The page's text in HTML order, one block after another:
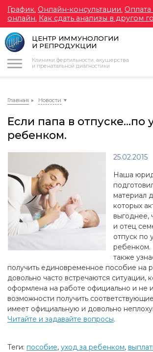
График. Онлайн-консультации. Оплата
онлайн. Как сдать анализы в другом
ЦЕНТР ИММУНОЛОГИИ
И РЕПРОДУКЦИИ
Клиники фертильности, акушерства
и пренатальной диагностики
Главная Новости
Если папа в отпуске...по
ребенком.
25.02.2015
Наша
материал
которых
выгоднее,
и отец
отпуск по
ребенком.
также
получить единовременное пособие на
довольно часто встречаются ситуации,
оформлена на работе официально и не
возможности получить
имеет официальную и довольно
Читайте и задавайте вопросы.
Теги: пособие, уход за ребенком,